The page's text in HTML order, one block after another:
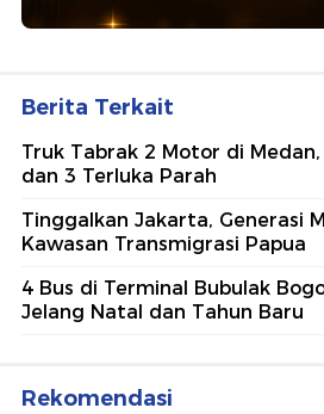
Berita Terkait
Truk Tabrak 2 Motor di
dan 3 Terluka Parah
Tinggalkan Jakarta, Generasi
Kawasan Transmigrasi Papua
4 Bus di Terminal Bubulak
Jelang Natal dan Tahun Baru
Rekomendasi